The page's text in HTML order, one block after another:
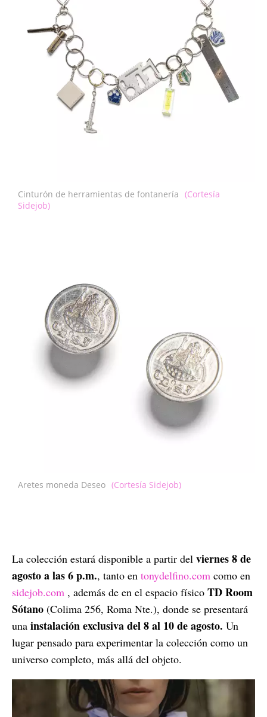
Cinturón de herramientas de fontanería (Cortesía
Sidejob)
Aretes moneda Deseo (Cortesía Sidejob)
La colección estará disponible a partir del viernes 8 de
agosto a las 6 p.m., tanto en tonydelfino.com como en
sidejob.com , además de en el espacio físico TD Room
Sótano (Colima 256, Roma Nte.), donde se presentará
una instalación exclusiva del 8 al 10 de agosto. Un
lugar pensado para experimentar la colección como un
universo completo, más allá del objeto.